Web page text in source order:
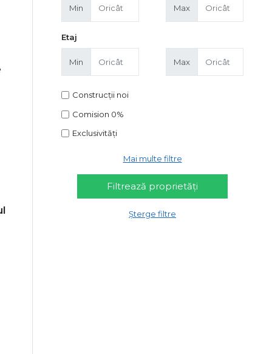
Min Max
Etaj
Min Max
Construcții noi
Comision 0%
Exclusivități
Mai multe filtre
Șterge filtre